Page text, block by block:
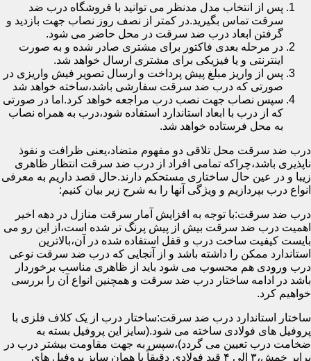
پس از انتخاب مدل مدنظر می توانید با فروشگاه درب ضد
سرقت تماس بگیرید.در کمتر از نصف روز نصاب جهت بازدید و
گرفتن ابعاد درب ضد سرقت در محل حاضر می شود.
در مرحله بعدی فاکتور برای مشتری صادر شده و به صورت
اینترنتی و یا فیزیکی برای مشتری ارسال خواهد شد.
پس از واریز مبلغ پیش پرداخت و ارسال تصویر فیش واریزی در
صورتی که درب ضد سرقت سفارشی باشد،ساخته خواهد شد
سپس نصاب جهت نصب درب مراجعه خواهد کرد.اما در صورتی
که از درب با ابعاد استاندارد استفاده شود،درب به همراه نصاب
به محل فرستاده خواهد شد.
درب ضد سرقت محل تلاقی دو مفهوم متضاد،یعنی ظرافت و نفوذ
ناپذیری باشد،چراکه تمامی افراد از درب ضد سرقت انتظار ظاهری
زیبا و در عین حال ساختاری مستحکم دارند.حال قصد داریم به معرفی
انواع درب بپردازیم و ویژگی آنها را به شرح زیر بیان کنیم:
درب ضد سرقت:با توجه به افزایش آمار سرقت منازل در دهه اخیر
اهمیت درب ضد سرقت بیش از پیش پرنگ تر شده است،از این رو می
بایست کیفیت ساخت درب و قفل استفاده شده در آن،بالاترین
استاندارد ممکن را داشته باشد و از آنجایی که درب ضد سرقت نوعی
درب ورودی هم محسوب می شود باید از ظاهری مناسب برخوردار
باشد در ادامه ساختار درب ضد سرقت و همچنین انواع آن را بررسی
خواهیم کرد.
ساختار استاندارد درب ضد سرقت:ساختار درب از یک کلاف فلزی با
پروفیل های فولادی ساخته می شود.(سایز این پروفیل بسته به
ضخامت درب تعیین می گردد)،سپس به جهت مقاومت بیشتر درب در
برابر خمش،۳ الی ۴ قید فولادی دقیقاً با همان سایز پروفیل های